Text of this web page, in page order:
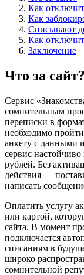
Как
Как
Списывают
Как
Заключение
Что за сайт?
Сервис
сомнительным
переписки в
необходимо
анкету с данными
сервис настойчиво
рублей. Без
действия —
написать
Оплатить услугу
или картой,
сайта. В момент
подключается
списаниям в
широко
сомнительной